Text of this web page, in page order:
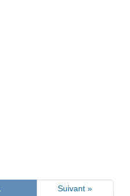
Suivant »